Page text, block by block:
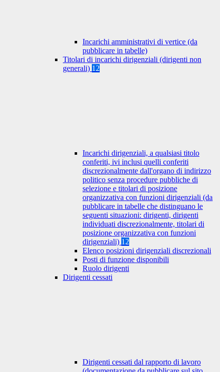
Incarichi amministrativi di vertice (da
pubblicare in tabelle)
Titolari di incarichi dirigenziali (dirigenti non
generali) 12
Incarichi dirigenziali, a qualsiasi titolo
conferiti, ivi inclusi quelli conferiti
discrezionalmente dall'organo di indirizzo
politico senza procedure pubbliche di
selezione e titolari di posizione
organizzativa con funzioni dirigenziali (da
pubblicare in tabelle che distinguano le
seguenti situazioni: dirigenti, dirigenti
individuati discrezionalmente, titolari di
posizione organizzativa con funzioni
dirigenziali) 12
Elenco posizioni dirigenziali discrezionali
Posti di funzione disponibili
Ruolo dirigenti
Dirigenti cessati
Dirigenti cessati dal rapporto di lavoro